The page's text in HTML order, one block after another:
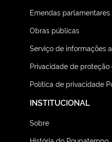
Emendas parlamentares
Obras públicas
Serviço de informações
Privacidade de proteção
Política de privacidade
INSTITUCIONAL
Sobre